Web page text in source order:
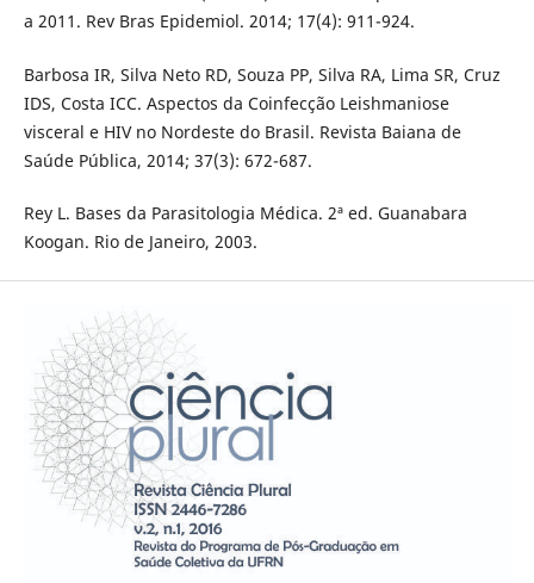
a 2011. Rev Bras Epidemiol. 2014; 17(4): 911-924.
Barbosa IR, Silva Neto RD, Souza PP, Silva RA, Lima SR, Cruz
IDS, Costa ICC. Aspectos da Coinfecção Leishmaniose
visceral e HIV no Nordeste do Brasil. Revista Baiana de
Saúde Pública, 2014; 37(3): 672-687.
Rey L. Bases da Parasitologia Médica. 2ª ed. Guanabara
Koogan. Rio de Janeiro, 2003.